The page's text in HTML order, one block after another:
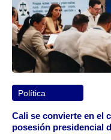
Política
Cali se convierte en el
posesión presidencial